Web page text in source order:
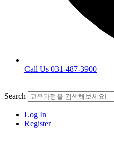
Call Us 031-487-3900
Search
Log In
Register